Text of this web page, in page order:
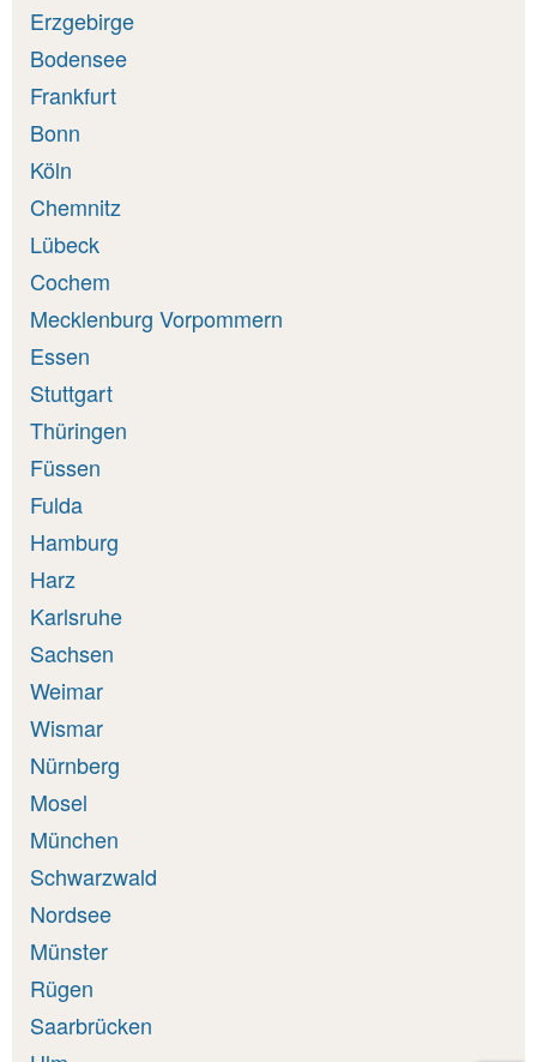
Erzgebirge
Bodensee
Frankfurt
Bonn
Köln
Chemnitz
Lübeck
Cochem
Mecklenburg Vorpommern
Essen
Stuttgart
Thüringen
Füssen
Fulda
Hamburg
Harz
Karlsruhe
Sachsen
Weimar
Wismar
Nürnberg
Mosel
München
Schwarzwald
Nordsee
Münster
Rügen
Saarbrücken